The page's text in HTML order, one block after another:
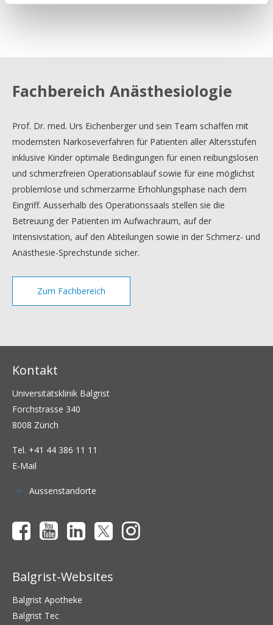
Fachbereich Anästhesiologie
Prof. Dr. med. Urs Eichenberger und sein Team schaffen mit
modernsten Narkoseverfahren für Patienten aller Altersstufen
inklusive Kinder optimale Bedingungen für einen reibungslosen
und schmerzfreien Operationsablauf sowie für eine möglichst
problemlose und schmerzarme Erhohlungsphase nach dem
Eingriff. Ausserhalb des Operationssaals stellen sie die
Betreuung der Patienten im Aufwachraum, auf der
Intensivstation, auf den Abteilungen sowie in der Schmerz- und
Anästhesie-Sprechstunde sicher.
Zum Fachbereich
Kontakt
Universitätsklinik Balgrist
Forchstrasse 340
8008 Zürich
Tel. +41 44 386 11 11
E-Mail
Aussenstandorte
Balgrist-Websites
Balgrist Apotheke
Balgrist Tec